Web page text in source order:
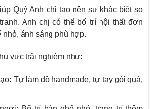
Quý Anh chị tạo nên sự khác biệt so
Anh chị có thể bố trí nội thất đơn
nhỏ, ánh sáng phù hợp.
vực trải nghiệm như:
Tự làm đồ handmade, tự tay gói quà,